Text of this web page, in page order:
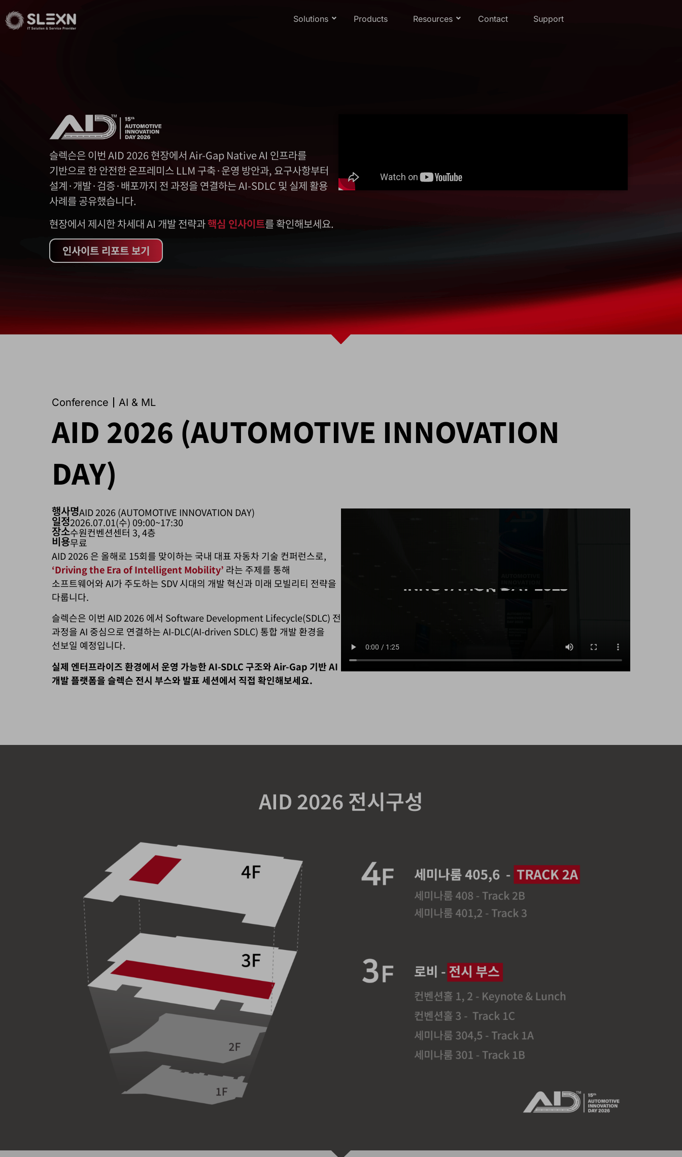
Solutions Products Resources Contact Support
슬렉슨은 이번 AID 2026 현장에서 Air-Gap Native AI 인프라를
기반으로 한 안전한 온프레미스 LLM 구축·운영 방안과, 요구사항부터
설계·개발·검증·배포까지 전 과정을 연결하는 AI-SDLC 및 실제 활용
사례를 공유했습니다.
현장에서 제시한 차세대 AI 개발 전략과핵심 인사이트를 확인해보세요.
인사이트 리포트 보기
Conference AI & ML
AID 2026 (AUTOMOTIVE INNOVATION
DAY)
행사명AID 2026 (AUTOMOTIVE INNOVATION DAY)
일정2026.07.01(수) 09:00~17:30
장소수원컨벤션센터 3, 4층
비용무료
AID 2026 은 올해로 15회를 맞이하는 국내 대표 자동차 기술 컨퍼런스로,
‘Driving the Era of Intelligent Mobility’ 라는 주제를 통해
소프트웨어와 AI가 주도하는 SDV 시대의 개발 혁신과 미래 모빌리티 전략을
다룹니다.
슬렉슨은 이번 AID 2026 에서 Software Development Lifecycle(SDLC) 전
과정을 AI 중심으로 연결하는 AI-DLC(AI-driven SDLC) 통합 개발 환경을
선보일 예정입니다.
실제 엔터프라이즈 환경에서 운영 가능한 AI-SDLC 구조와 Air-Gap 기반 AI
개발 플랫폼을 슬렉슨 전시 부스와 발표 세션에서 직접 확인해보세요.
AID 2026 전시구성